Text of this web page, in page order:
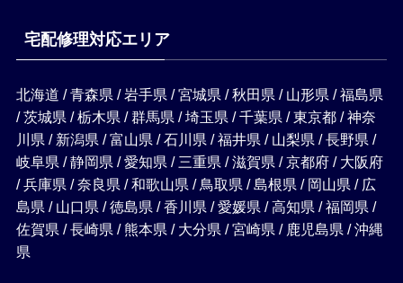
宅配修理対応エリア
北海道 / 青森県 / 岩手県 / 宮城県 / 秋田県 / 山形県 / 福島県
/ 茨城県 / 栃木県 / 群馬県 / 埼玉県 / 千葉県 / 東京都 / 神奈
川県 / 新潟県 / 富山県 / 石川県 / 福井県 / 山梨県 / 長野県 /
岐阜県 / 静岡県 / 愛知県 / 三重県 / 滋賀県 / 京都府 / 大阪府
/ 兵庫県 / 奈良県 / 和歌山県 / 鳥取県 / 島根県 / 岡山県 / 広
島県 / 山口県 / 徳島県 / 香川県 / 愛媛県 / 高知県 / 福岡県 /
佐賀県 / 長崎県 / 熊本県 / 大分県 / 宮崎県 / 鹿児島県 / 沖縄
県